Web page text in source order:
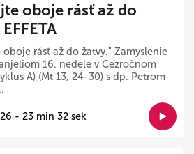
oboje rásť až do
oboje rásť až do žatvy." Zamyslenie
16. nedele v Cezročnom
A) (Mt 13, 24-30) s dp. Petrom
- 23 min 32 sek